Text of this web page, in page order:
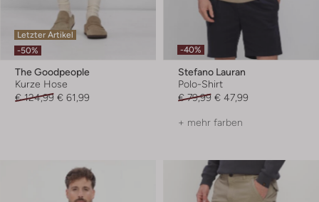
Letzter Artikel
-50%
The Goodpeople
Kurze Hose
€ 124,99 € 61,99
-40%
Stefano Lauran
Polo-Shirt
€ 79,99 € 47,99
+ mehr farben